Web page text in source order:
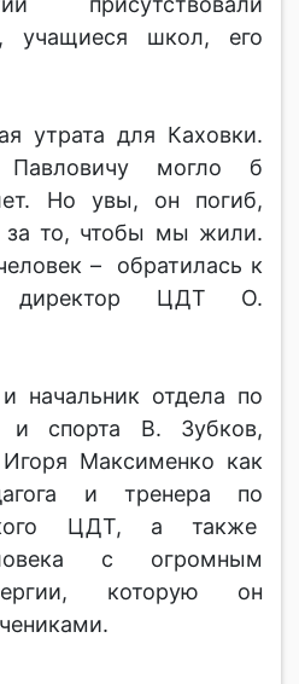
учащиеся школ, его
утрата для Каховки.
Павловичу могло б
Но увы, он погиб,
за то, чтобы мы жили.
– обратилась к
директор ЦДТ О.
начальник отдела по
спорта В. Зубков,
Максименко как
и тренера по
ЦДТ, а также
с огромным
которую он